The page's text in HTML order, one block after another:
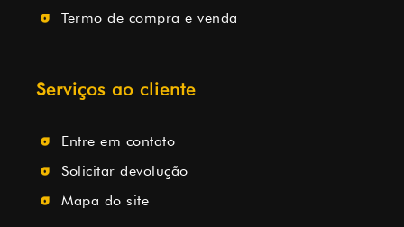
Termo de compra e venda
Serviços ao cliente
Entre em contato
Solicitar devolução
Mapa do site